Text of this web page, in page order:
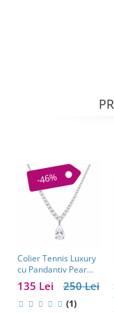
-46%
Colier Tennis Luxury
cu Pandantiv Pear
Cut – Eleganță
Atemporală 250 Lei
135 Lei
(1)